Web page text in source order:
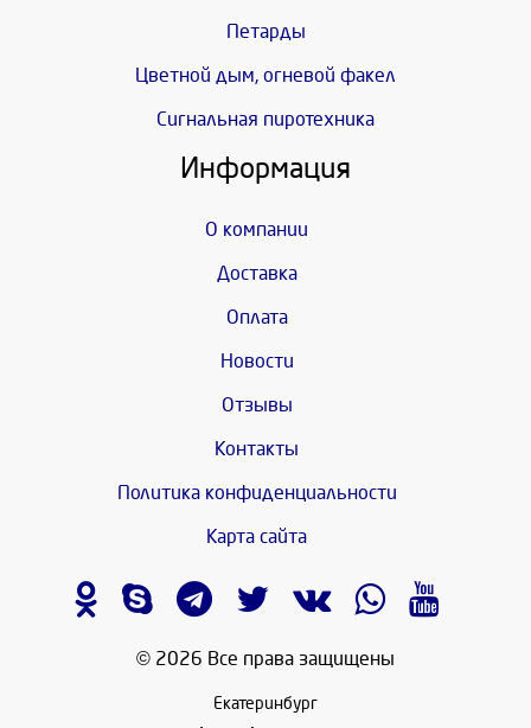
Петарды
Цветной дым, огневой факел
Сигнальная пиротехника
Информация
О компании
Доставка
Оплата
Новости
Отзывы
Контакты
Политика конфиденциальности
Карта сайта
© 2026 Все права защищены
Екатеринбург